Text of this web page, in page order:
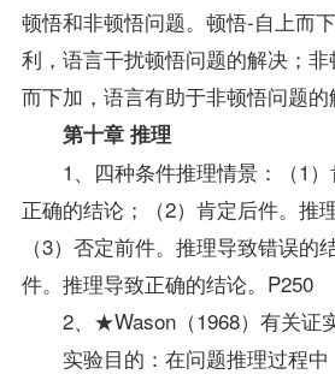
顿悟和非顿悟问题。顿悟-自上而
利，语言干扰顿悟问题的解决；
而下加，语言有助于非顿悟问题的
第十章 推理
1、四种条件推理情景：（1）
正确的结论；（2）肯定后件。推
（3）否定前件。推理导致错误的
件。推理导致正确的结论。P250
2、★Wason（1968）有关证实
实验目的：在问题推理过程中